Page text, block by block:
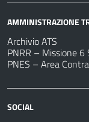
AMMINISTRAZIONE
Archivio ATS
PNRR – Missione 6
PNES – Area
SOCIAL